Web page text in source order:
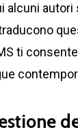
alcuni
ti